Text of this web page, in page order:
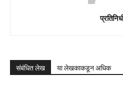
संबंधित लेख या लेखकाकडून अधिक